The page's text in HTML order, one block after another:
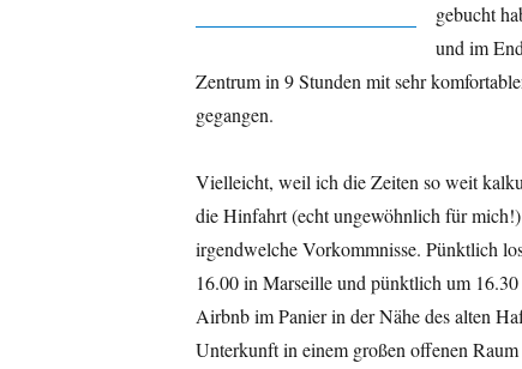
gebucht
und im
Zentrum in 9 Stunden mit sehr
gegangen.
Vielleicht, weil ich die Zeiten so weit
die Hinfahrt (echt ungewöhnlich für
irgendwelche Vorkommnisse. Pünktlich
16.00 in Marseille und pünktlich um
Airbnb im Panier in der Nähe des alten
Unterkunft in einem großen offenen Raum